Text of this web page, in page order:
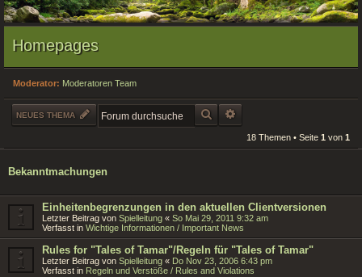
h
e
Homepages
Moderator: Moderatoren Team
NEUES THEMA SUCHE
18 Themen • Seite 1 von 1
Bekanntmachungen
Einheitenbegrenzungen in den aktuellen Clientversionen
Letzter Beitrag von Spielleitung « So Mai 29, 2011 9:32 am
Verfasst in Wichtige Informationen / Important News
Rules for "Tales of Tamar"/Regeln für "Tales of Tamar"
Letzter Beitrag von Spielleitung « Do Nov 23, 2006 6:43 pm
Verfasst in Regeln und Verstöße / Rules and Violations